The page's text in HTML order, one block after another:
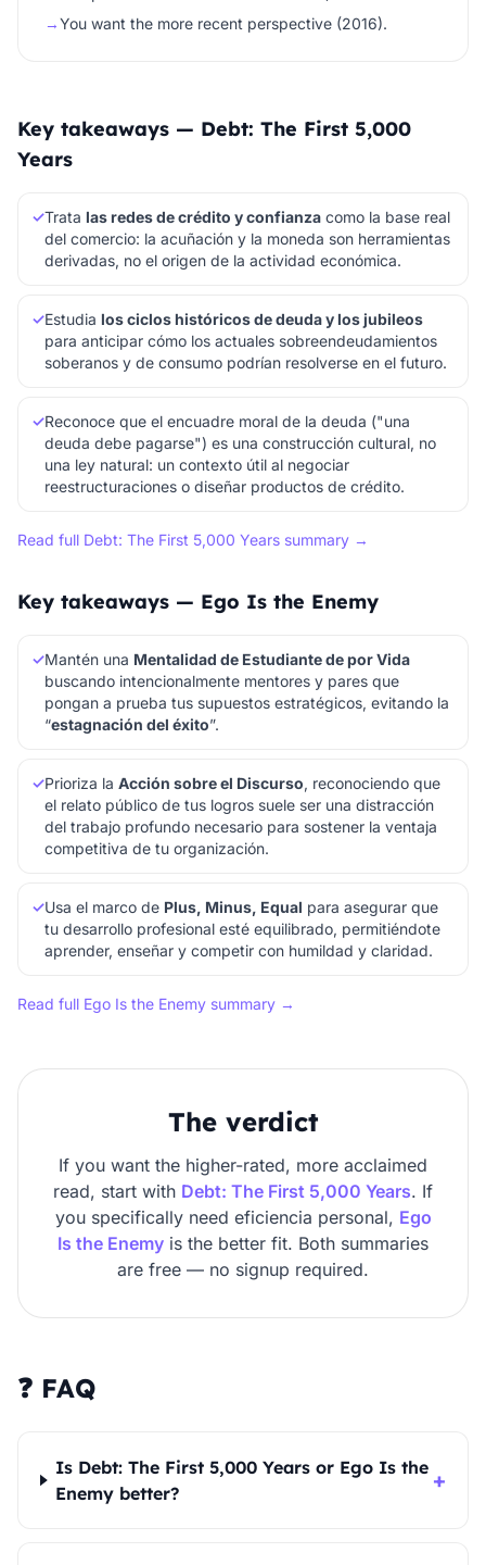
→You want the more recent perspective (2016).
Key takeaways — Debt: The First 5,000
Years
✓Trata las redes de crédito y confianza como la base real
del comercio: la acuñación y la moneda son herramientas
derivadas, no el origen de la actividad económica.
✓Estudia los ciclos históricos de deuda y los jubileos
para anticipar cómo los actuales sobreendeudamientos
soberanos y de consumo podrían resolverse en el futuro.
✓Reconoce que el encuadre moral de la deuda ("una
deuda debe pagarse") es una construcción cultural, no
una ley natural: un contexto útil al negociar
reestructuraciones o diseñar productos de crédito.
Read full Debt: The First 5,000 Years summary →
Key takeaways — Ego Is the Enemy
✓Mantén una Mentalidad de Estudiante de por Vida
buscando intencionalmente mentores y pares que
pongan a prueba tus supuestos estratégicos, evitando la
“estagnación del éxito”.
✓Prioriza la Acción sobre el Discurso, reconociendo que
el relato público de tus logros suele ser una distracción
del trabajo profundo necesario para sostener la ventaja
competitiva de tu organización.
✓Usa el marco de Plus, Minus, Equal para asegurar que
tu desarrollo profesional esté equilibrado, permitiéndote
aprender, enseñar y competir con humildad y claridad.
Read full Ego Is the Enemy summary →
The verdict
If you want the higher-rated, more acclaimed
read, start with Debt: The First 5,000 Years. If
you specifically need eficiencia personal, Ego
Is the Enemy is the better fit. Both summaries
are free — no signup required.
❓ FAQ
Is Debt: The First 5,000 Years or Ego Is the
Enemy better?
+